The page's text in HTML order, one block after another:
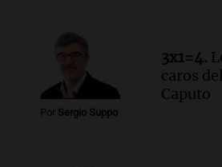
cabra que llevaba ocho
un precipicio
Una mañana para todos
Episodios
Audio.Chile planteó
Por Sergio Suppo
3x1=4.
caros
Caputo